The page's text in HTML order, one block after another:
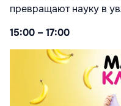
превращают науку в
15:00 – 17:00